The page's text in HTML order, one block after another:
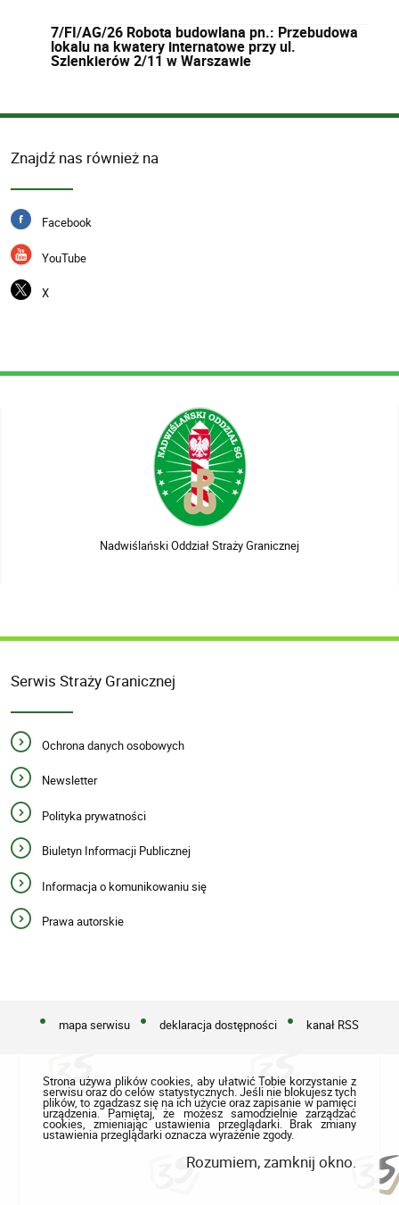
7/FI/AG/26 Robota budowlana pn.: Przebudowa
lokalu na kwatery internatowe przy ul.
Szlenkierów 2/11 w Warszawie
Znajdź nas również na
Facebook
YouTube
X
Nadwiślański Oddział Straży Granicznej
Serwis Straży Granicznej
Ochrona danych osobowych
Newsletter
Polityka prywatności
Biuletyn Informacji Publicznej
Informacja o komunikowaniu się
Prawa autorskie
mapa serwisu deklaracja dostępności kanał RSS
Strona używa plików cookies, aby ułatwić Tobie korzystanie z
serwisu oraz do celów statystycznych. Jeśli nie blokujesz tych
plików, to zgadzasz się na ich użycie oraz zapisanie w pamięci
urządzenia. Pamiętaj, że możesz samodzielnie zarządzać
cookies, zmieniając ustawienia przeglądarki. Brak zmiany
ustawienia przeglądarki oznacza wyrażenie zgody.
Rozumiem, zamknij okno.